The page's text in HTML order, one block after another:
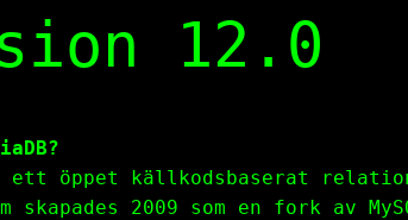
12.0
ett öppet källkodsbaserat
skapades 2009 som en fork av